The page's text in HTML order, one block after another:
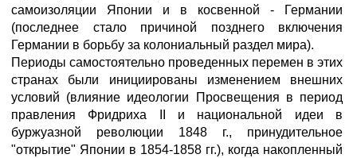
самоизоляции Японии и в косвенной - Германии
(последнее стало причиной позднего включения
Германии в борьбу за колониальный раздел мира).
Периоды самостоятельно проведенных перемен в этих
странах были инициированы изменением внешних
условий (влияние идеологии Просвещения в период
правления Фридриха II и национальной идеи в
буржуазной революции 1848 г., принудительное
"открытие" Японии в 1854-1858 гг.), когда накопленный